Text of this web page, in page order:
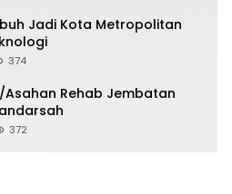
Jadi Kota Metropolitan
374
Asahan Rehab Jembatan
372